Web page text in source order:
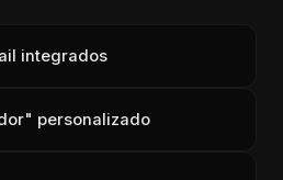
integrados
personalizado